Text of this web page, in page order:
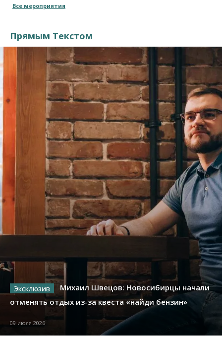
Все мероприятия
Прямым Текстом
Михаил Швецов: Новосибирцы начали
отменять отдых из-за квеста «найди бензин»
09 июля 2026